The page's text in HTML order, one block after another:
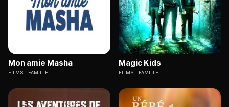
Mon amie Masha
FILMS FAMILLE
Magic Kids
FILMS FAMILLE